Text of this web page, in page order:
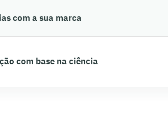
com a sua marca
com base na ciência